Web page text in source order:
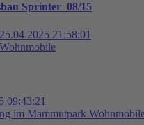
Sprinter_08/15
25.04.2025 21:58:01
Wohnmobile
09:43:21